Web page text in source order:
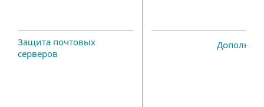
Защита почтовых
серверов